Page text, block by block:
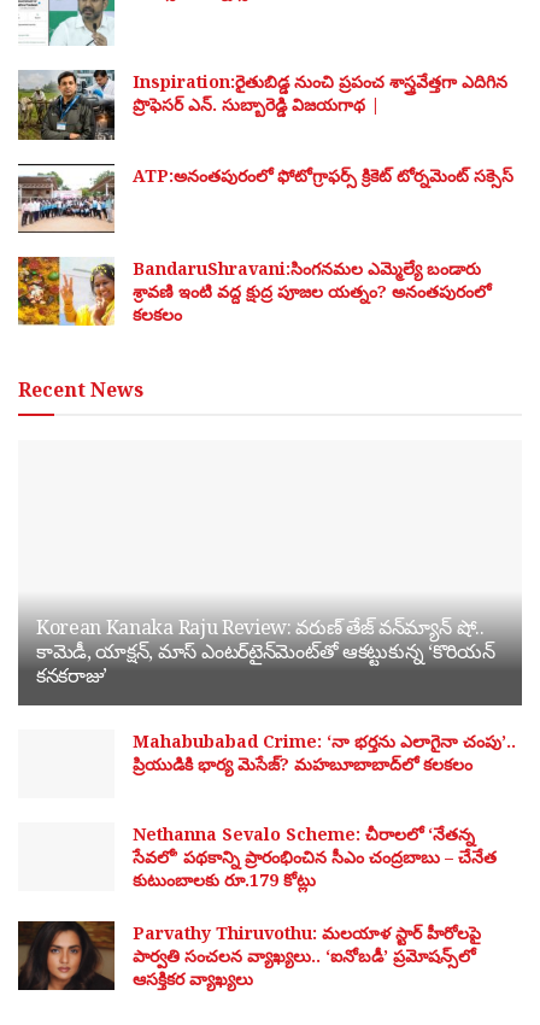
Inspiration:రైతుబిడ్డ నుంచి ప్రపంచ శాస్త్రవేత్తగా ఎదిగిన
ప్రొఫెసర్ ఎన్. సుబ్బారెడ్డి విజయగాథ |
ATP:అనంతపురంలో ఫోటోగ్రాఫర్స్ క్రికెట్ టోర్నమెంట్ సక్సెస్
BandaruShravani:సింగనమల ఎమ్మెల్యే బండారు
శ్రావణి ఇంటి వద్ద క్షుద్ర పూజల యత్నం? అనంతపురంలో
కలకలం
Recent News
Korean Kanaka Raju Review: వరుణ్ తేజ్ వన్‌మ్యాన్ షో..
కామెడీ, యాక్షన్, మాస్ ఎంటర్‌టైన్‌మెంట్‌తో ఆకట్టుకున్న ‘కొరియన్
కనకరాజు’
Mahabubabad Crime: ‘నా భర్తను ఎలాగైనా చంపు’..
ప్రియుడికి భార్య మెసేజ్? మహబూబాబాద్‌లో కలకలం
Nethanna Sevalo Scheme: చీరాలలో ‘నేతన్న
సేవలో’ పథకాన్ని ప్రారంభించిన సీఎం చంద్రబాబు – చేనేత
కుటుంబాలకు రూ.179 కోట్లు
Parvathy Thiruvothu: మలయాళ స్టార్ హీరోలపై
పార్వతి సంచలన వ్యాఖ్యలు.. ‘ఐనోబడీ’ ప్రమోషన్స్‌లో
ఆసక్తికర వ్యాఖ్యలు